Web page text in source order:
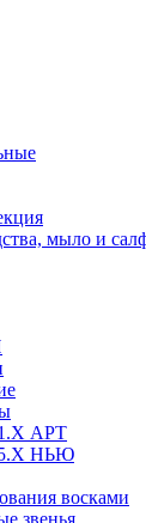
мыло и
АРТ
5.Х НЬЮ
восками
звенья